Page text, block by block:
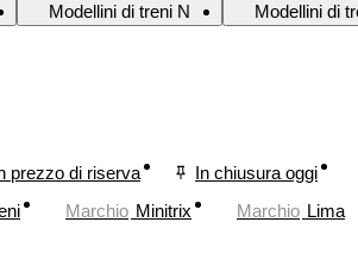
Modellini di treni N Modellini di
prezzo di riserva In chiusura oggi
Marchio Minitrix Marchio Lima